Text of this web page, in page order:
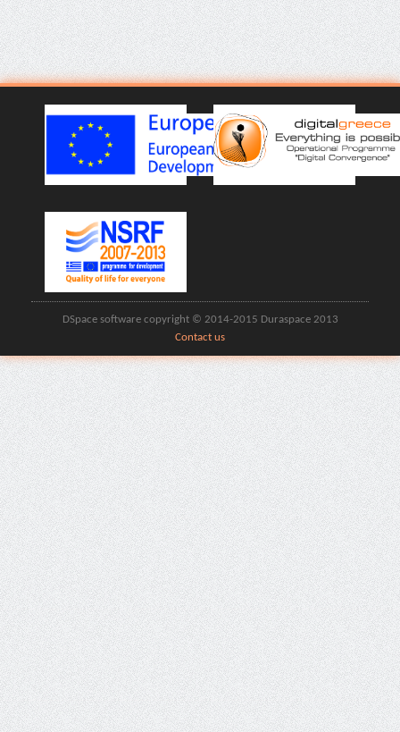
DSpace software copyright © 2014-2015 Duraspace 2013
Contact us